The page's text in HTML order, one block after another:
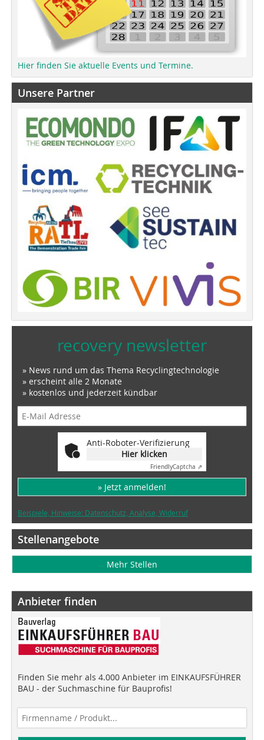
Hier finden Sie aktuelle Events und Termine.
Unsere Partner
recovery newsletter
» News rund um das Thema Recyclingtechnologie
» erscheint alle 2 Monate
» kostenlos und jederzeit kündbar
Anti-Roboter-Verifizierung
Hier klicken
FriendlyCaptcha ⇗
» Jetzt anmelden!
Beispiele, Hinweise: Datenschutz, Analyse, Widerruf
Stellenangebote
Mehr Stellen
Anbieter finden
Finden Sie mehr als 4.000 Anbieter im EINKAUFSFÜHRER
BAU - der Suchmaschine für Bauprofis!